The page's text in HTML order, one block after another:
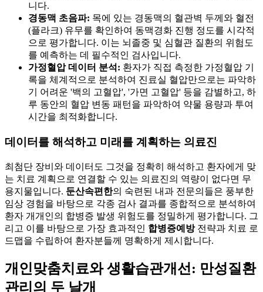
니다.
경동맥 초음파: 목에 있는 경동맥의 혈관벽 두께와 혈전
(플라크) 유무를 확인하여 동맥경화 진행 정도를 시각적
으로 평가합니다. 이는 뇌졸중 및 심혈관 질환의 위험도
를 예측하는 데 필수적인 검사입니다.
가정혈압 데이터 분석: 환자가 직접 측정한 가정혈압 기
록을 체계적으로 분석하여 진료실 혈압만으로는 파악하
기 어려운 '백의 고혈압', '가면 고혈압' 등을 감별하고, 하
루 동안의 혈압 변동 패턴을 파악하여 약물 용량과 투여
시간을 최적화합니다.
데이터를 해석하고 미래를 계획하는 의료진
최첨단 장비와 데이터도 그것을 정확히 해석하고 환자에게 맞
는 치료 계획으로 연결할 수 있는 의료진의 역량이 없다면 무
용지물입니다. 둔산속편한의 숙련된 내과 전문의들은 풍부한
임상 경험을 바탕으로 각종 검사 결과를 종합적으로 분석하여
환자 개개인의 합병증 발생 위험도를 정밀하게 평가합니다. 그
리고 이를 바탕으로 가장 효과적인 합병증예방전략과 치료 로
드맵을 수립하여 환자분들께 명확하게 제시합니다.
개인맞춤치료와 생활습관개선: 만성질환
관리의 두 날개